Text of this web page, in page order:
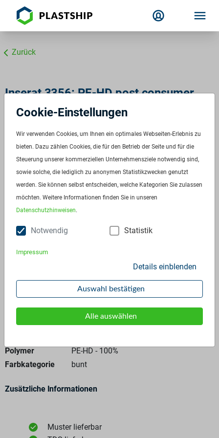
Zurück
Inserat 3356: PE-HD post consumer
bunt
PE Mahlgut
ID:3356
Verfügbar ab:Sofort
Frequenz:Auf Anfrage
Menge:Auf Anfrage
Preis:Auf Anfrage
Anfrage stellen
Polymer
PE-HD - 100%
Farbkategorie
bunt
Zusätzliche Informationen
Muster lieferbar
Cookie-Einstellungen
Wir verwenden Cookies, um Ihnen ein optimales Webseiten-Erlebnis zu
bieten. Dazu zählen Cookies, die für den Betrieb der Seite und für die
Steuerung unserer kommerziellen Unternehmensziele notwendig sind,
sowie solche, die lediglich zu anonymen Statistikzwecken genutzt
werden. Sie können selbst entscheiden, welche Kategorien Sie zulassen
möchten. Weitere Informationen finden Sie in unseren
Datenschutzhinweisen.
Notwendig Statistik
Impressum
Details einblenden
Auswahl bestätigen
Alle auswählen